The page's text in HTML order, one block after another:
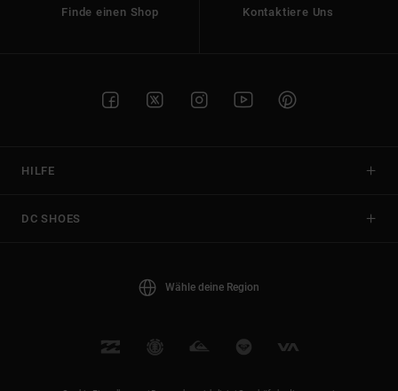
Finde einen Shop Kontaktiere Uns
HILFE
DC SHOES
Wähle deine Region